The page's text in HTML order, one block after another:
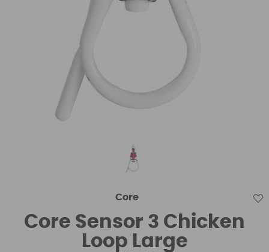
Core
Core Sensor 3 Chicken
Loop Large